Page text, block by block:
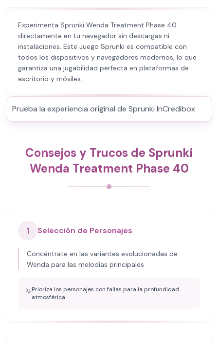
Experimenta Sprunki Wenda Treatment Phase 40
directamente en tu navegador sin descargas ni
instalaciones. Este Juego Sprunki es compatible con
todos los dispositivos y navegadores modernos, lo que
garantiza una jugabilidad perfecta en plataformas de
escritorio y móviles.
Prueba la experiencia original de Sprunki InCredibox
Consejos y Trucos de Sprunki
Wenda Treatment Phase 40
1 Selección de Personajes
Concéntrate en las variantes evolucionadas de
Wenda para las melodías principales
💡Prioriza los personajes con fallas para la profundidad
atmosférica